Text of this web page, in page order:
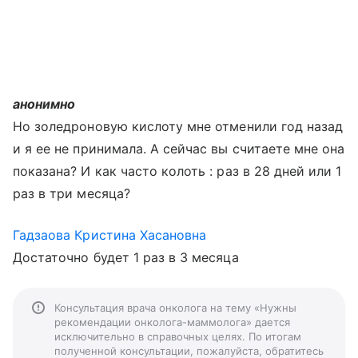
анонимно
Но золедроновую кислоту мне отменили год назад
и я ее не принимала. А сейчас вы считаете мне она
показана? И как часто колоть : раз в 28 дней или 1
раз в три месяца?
Гадзаова Кристина Хасановна
Достаточно будет 1 раз в 3 месяца
Консультация врача онколога на тему «Нужны
рекомендации онколога-маммолога» дается
исключительно в справочных целях. По итогам
полученной консультации, пожалуйста, обратитесь